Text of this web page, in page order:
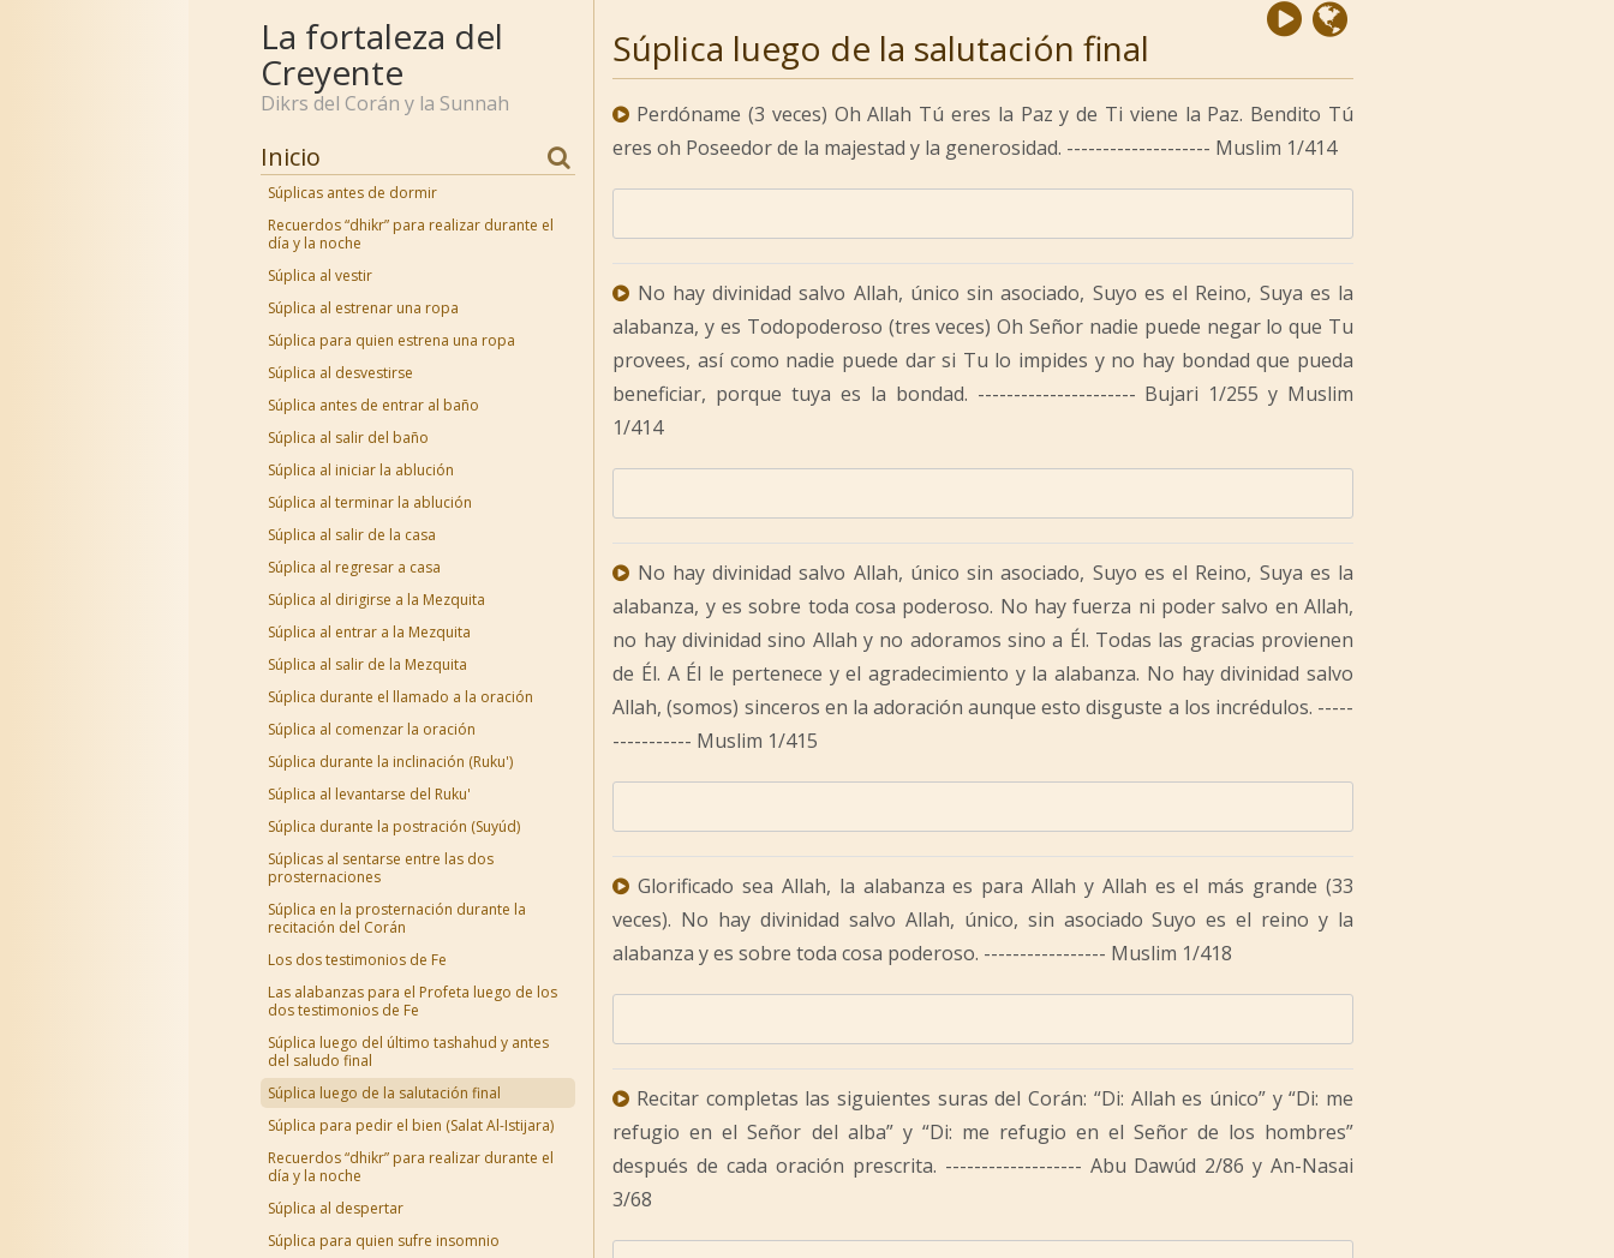
La fortaleza del
Creyente
Dikrs del Corán y la Sunnah
Inicio
Súplicas antes de dormir
Recuerdos “dhikr” para realizar durante el
día y la noche
Súplica al vestir
Súplica al estrenar una ropa
Súplica para quien estrena una ropa
Súplica al desvestirse
Súplica antes de entrar al baño
Súplica al salir del baño
Súplica al iniciar la ablución
Súplica al terminar la ablución
Súplica al salir de la casa
Súplica al regresar a casa
Súplica al dirigirse a la Mezquita
Súplica al entrar a la Mezquita
Súplica al salir de la Mezquita
Súplica durante el llamado a la oración
Súplica al comenzar la oración
Súplica durante la inclinación (Ruku')
Súplica al levantarse del Ruku'
Súplica durante la postración (Suyúd)
Súplicas al sentarse entre las dos
prosternaciones
Súplica en la prosternación durante la
recitación del Corán
Los dos testimonios de Fe
Las alabanzas para el Profeta luego de los
dos testimonios de Fe
Súplica luego del último tashahud y antes
del saludo final
Súplica luego de la salutación final
Súplica para pedir el bien (Salat Al-Istijara)
Recuerdos “dhikr” para realizar durante el
día y la noche
Súplica al despertar
Súplica para quien sufre insomnio
Súplica luego de la salutación final
Perdóname (3 veces) Oh Allah Tú eres la Paz y de Ti viene la Paz. Bendito Tú
eres oh Poseedor de la majestad y la generosidad. -------------------- Muslim 1/414
No hay divinidad salvo Allah, único sin asociado, Suyo es el Reino, Suya es la
alabanza, y es Todopoderoso (tres veces) Oh Señor nadie puede negar lo que Tu
provees, así como nadie puede dar si Tu lo impides y no hay bondad que pueda
beneficiar, porque tuya es la bondad. ---------------------- Bujari 1/255 y Muslim
1/414
No hay divinidad salvo Allah, único sin asociado, Suyo es el Reino, Suya es la
alabanza, y es sobre toda cosa poderoso. No hay fuerza ni poder salvo en Allah,
no hay divinidad sino Allah y no adoramos sino a Él. Todas las gracias provienen
de Él. A Él le pertenece y el agradecimiento y la alabanza. No hay divinidad salvo
Allah, (somos) sinceros en la adoración aunque esto disguste a los incrédulos. -----
----------- Muslim 1/415
Glorificado sea Allah, la alabanza es para Allah y Allah es el más grande (33
veces). No hay divinidad salvo Allah, único, sin asociado Suyo es el reino y la
alabanza y es sobre toda cosa poderoso. ----------------- Muslim 1/418
Recitar completas las siguientes suras del Corán: “Di: Allah es único” y “Di: me
refugio en el Señor del alba” y “Di: me refugio en el Señor de los hombres”
después de cada oración prescrita. ------------------- Abu Dawúd 2/86 y An-Nasai
3/68